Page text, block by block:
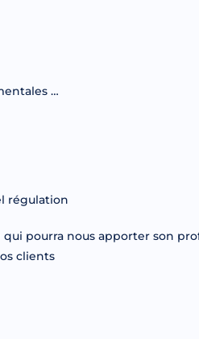
…
régulation
pourra nous apporter son
clients